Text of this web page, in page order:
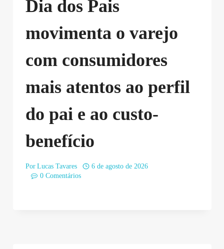
Dia dos Pais
movimenta o varejo
com consumidores
mais atentos ao perfil
do pai e ao custo-
benefício
Por Lucas Tavares
6 de agosto de 2026
0 Comentários